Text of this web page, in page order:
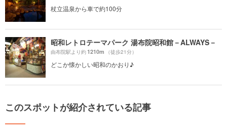
杖立温泉から車で約100分
昭和レトロテーマパーク 湯布院昭和館－ALWAYS－
由布院駅より約1210m （徒歩21分）
どこか懐かしい昭和のかおり♪
このスポットが紹介されている記事